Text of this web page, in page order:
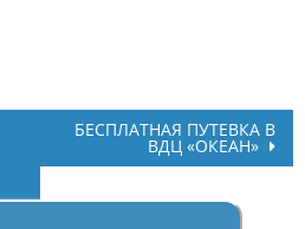
БЕСПЛАТНАЯ ПУТЕВКА В
ВДЦ «ОКЕАН»